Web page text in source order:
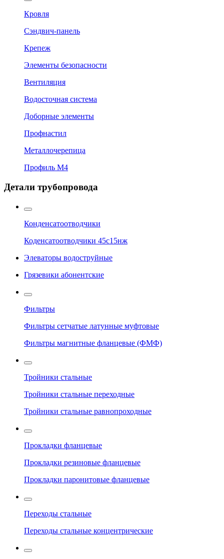
Кровля
Сэндвич-панель
Крепеж
Элементы безопасности
Вентиляция
Водосточная система
Доборные элементы
Профнастил
Металлочерепица
Профиль М4
Детали трубопровода
Конденсатоотводчики
Коденсатоотводчики 45с15нж
Элеваторы водоструйные
Грязевики абонентские
Фильтры
Фильтры сетчатые латунные муфтовые
Фильтры магнитные фланцевые (ФМФ)
Тройники стальные
Тройники стальные переходные
Тройники стальные равнопроходные
Прокладки фланцевые
Прокладки резиновые фланцевые
Прокладки паронитовые фланцевые
Переходы стальные
Переходы стальные концентрические